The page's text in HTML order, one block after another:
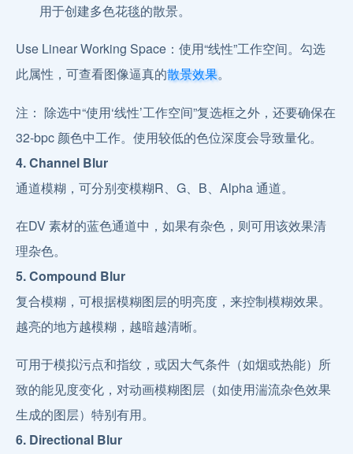
用于创建多色花毯的散景。
Use Linear Working Space：使用“线性”工作空间。勾选
此属性，可查看图像逼真的散景效果。
注： 除选中“使用‘线性’工作空间”复选框之外，还要确保在
32-bpc 颜色中工作。使用较低的色位深度会导致量化。
4. Channel Blur
通道模糊，可分别变模糊R、G、B、Alpha 通道。
在DV 素材的蓝色通道中，如果有杂色，则可用该效果清
理杂色。
5. Compound Blur
复合模糊，可根据模糊图层的明亮度，来控制模糊效果。
越亮的地方越模糊，越暗越清晰。
可用于模拟污点和指纹，或因大气条件（如烟或热能）所
致的能见度变化，对动画模糊图层（如使用湍流杂色效果
生成的图层）特别有用。
6. Directional Blur